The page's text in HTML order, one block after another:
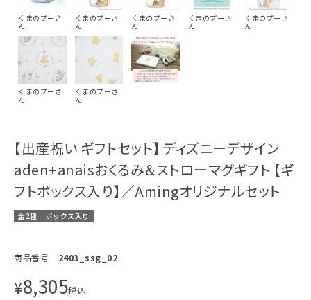
くまのプーさ
ん
くまのプーさ
ん
くまのプーさ
ん
くまのプーさ
ん
くまのプーさ
ん
くまのプーさ
ん
くまのプーさ
ん
【出産祝い ギフトセット】 ディズニーデザイン
aden+anaisおくるみ＆ストローマグギフト 【ギ
フトボックス入り】／Amingオリジナルセット
全2種 ボックス入り
商品番号 2403_ssg_02
¥8,305税込